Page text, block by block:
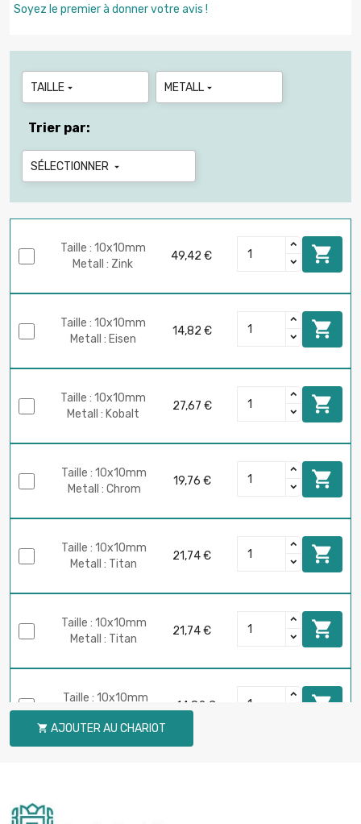
Soyez le premier à donner votre avis !
TAILLE  METALL 
Trier par:
SÉLECTIONNER 
Taille : 10x10mm
Metall : Zink
49,42 € 
Taille : 10x10mm
Metall : Eisen
14,82 € 
Taille : 10x10mm
Metall : Kobalt
27,67 € 
Taille : 10x10mm
Metall : Chrom
19,76 € 
Taille : 10x10mm
Metall : Titan
21,74 € 
Taille : 10x10mm
Metall : Titan
21,74 € 
Taille : 10x10mm
Metall : Kohlenstoff
14,82 € 
 AJOUTER AU CHARIOT